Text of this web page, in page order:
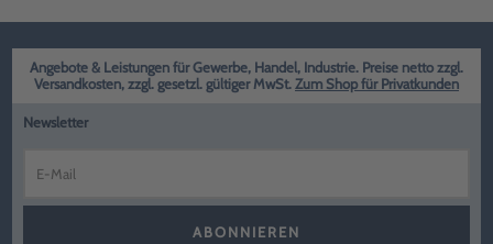
Angebote & Leistungen für Gewerbe, Handel, Industrie. Preise netto zzgl.
Versandkosten, zzgl. gesetzl. gültiger MwSt. Zum Shop für Privatkunden
Newsletter
ABONNIEREN